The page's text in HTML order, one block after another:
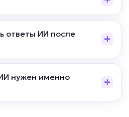
ответы ИИ после
нужен именно